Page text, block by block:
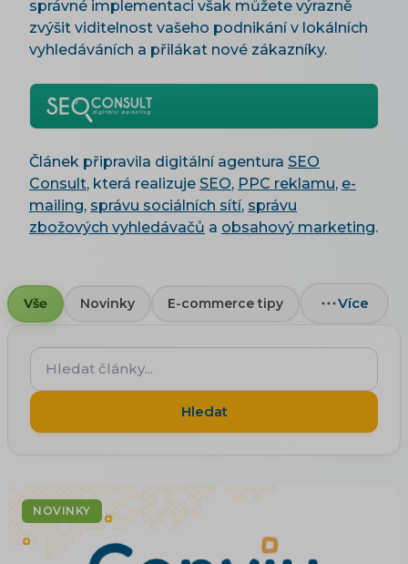
správné implementaci však můžete výrazně
zvýšit viditelnost vašeho podnikání v lokálních
vyhledáváních a přilákat nové zákazníky.
Článek připravila digitální agentura SEO
Consult, která realizuje SEO, PPC reklamu, e-
mailing, správu sociálních sítí, správu
zbožových vyhledávačů a obsahový marketing.
Vše Novinky E-commerce tipy Více
Hledat
články...
Hledat
NOVINKY